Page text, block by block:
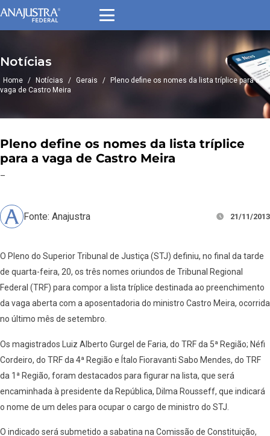
Notícias
Home / Notícias / Gerais /
Pleno define os nomes da lista tríplice para a
vaga de Castro Meira
Pleno define os nomes da lista tríplice
para a vaga de Castro Meira
–
Fonte: Anajustra 21/11/2013
O Pleno do Superior Tribunal de Justiça (STJ) definiu, no final da tarde
de quarta-feira, 20, os três nomes oriundos de Tribunal Regional
Federal (TRF) para compor a lista tríplice destinada ao preenchimento
da vaga aberta com a aposentadoria do ministro Castro Meira, ocorrida
no último mês de setembro.
Os magistrados Luiz Alberto Gurgel de Faria, do TRF da 5ª Região; Néfi
Cordeiro, do TRF da 4ª Região e Ítalo Fioravanti Sabo Mendes, do TRF
da 1ª Região, foram destacados para figurar na lista, que será
encaminhada à presidente da República, Dilma Rousseff, que indicará
o nome de um deles para ocupar o cargo de ministro do STJ.
O indicado será submetido a sabatina na Comissão de Constituição,